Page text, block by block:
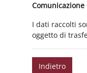
Comunicazione
I dati raccolti
oggetto di
Indietro